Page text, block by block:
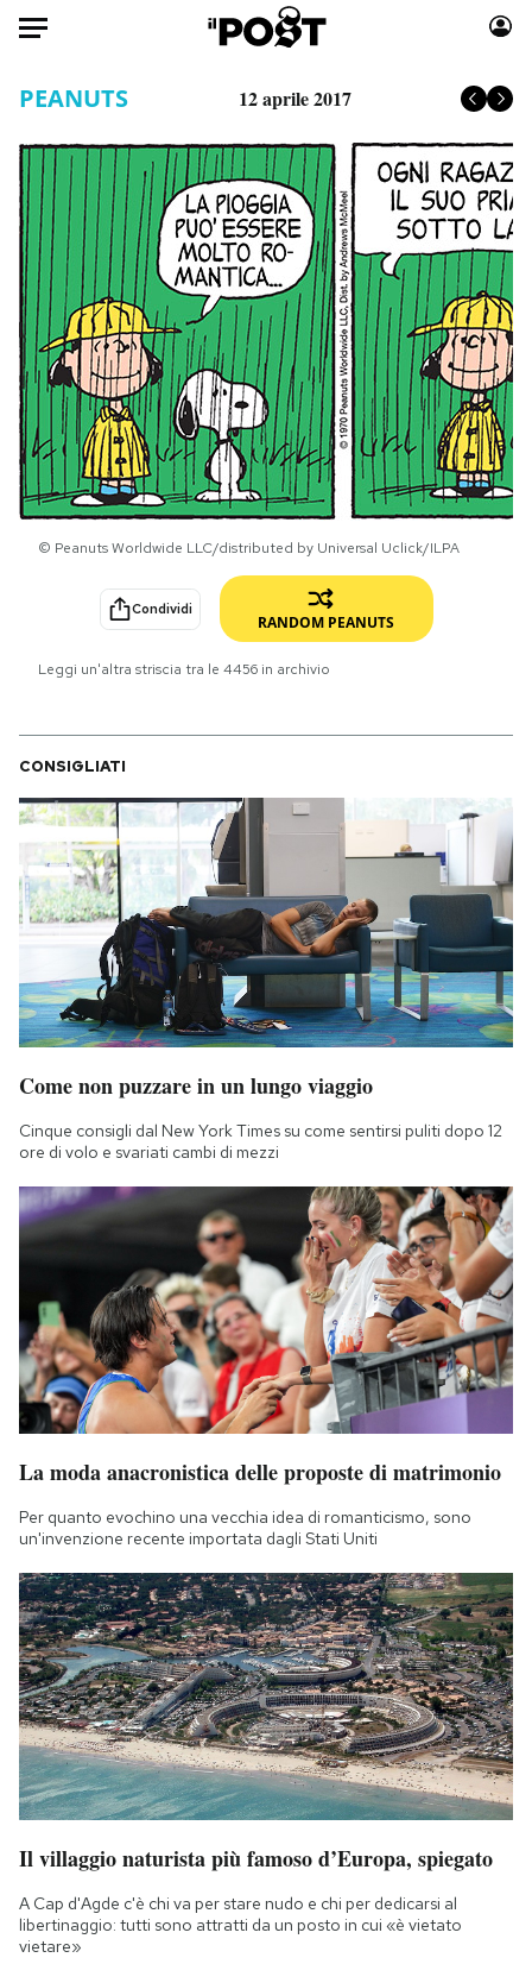
HOME
Italia
Mondo
Politica
Tecnologia
Internet
Scienza
Cultura
Economia
Sport
Moda
Libri
Consumismi
Storie/Idee
Ok Boomer!
Media
Europa
Altrecose
Mondiali calcio 2026
NEWSLETTER
I MIEI PREFERITI
SHOP
CALENDARIO
AREA PERSONALE
Area Personale
Newsletter
Notifiche mobile
Hai bisogno di aiuto?
PEANUTS 12 aprile 2017
© Peanuts Worldwide LLC/distributed by Universal Uclick/ILPA
Condividi
RANDOM PEANUTS
Leggi un'altra striscia tra le 4456 in archivio
CONSIGLIATI
Come non puzzare in un lungo viaggio
Cinque consigli dal New York Times su come sentirsi puliti dopo 12
ore di volo e svariati cambi di mezzi
La moda anacronistica delle proposte di matrimonio
Per quanto evochino una vecchia idea di romanticismo, sono
un'invenzione recente importata dagli Stati Uniti
Il villaggio naturista più famoso d’Europa, spiegato
A Cap d'Agde c'è chi va per stare nudo e chi per dedicarsi al
libertinaggio: tutti sono attratti da un posto in cui «è vietato
vietare»